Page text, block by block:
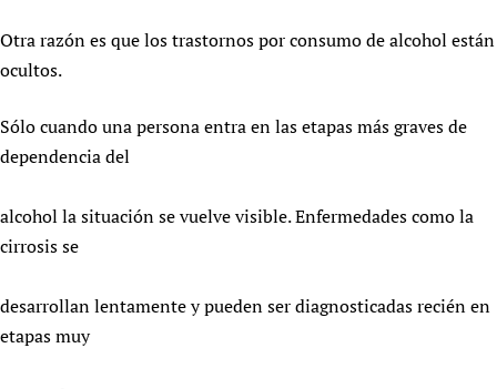
Otra razón es que los trastornos por consumo de alcohol están
ocultos.
Sólo cuando una persona entra en las etapas más graves de
dependencia del
alcohol la situación se vuelve visible. Enfermedades como la
cirrosis se
desarrollan lentamente y pueden ser diagnosticadas recién en
etapas muy